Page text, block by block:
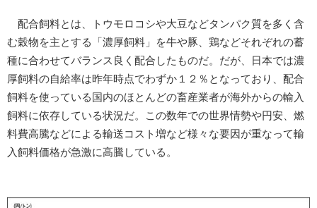
配合飼料とは、トウモロコシや大豆などタンパク質を多く含
む穀物を主とする「濃厚飼料」を牛や豚、鶏などそれぞれの蓄
種に合わせてバランス良く配合したものだ。だが、日本では濃
厚飼料の自給率は昨年時点でわずか１２％となっており、配合
飼料を使っている国内のほとんどの畜産業者が海外からの輸入
飼料に依存している状況だ。この数年での世界情勢や円安、燃
料費高騰などによる輸送コスト増など様々な要因が重なって輸
入飼料価格が急激に高騰している。